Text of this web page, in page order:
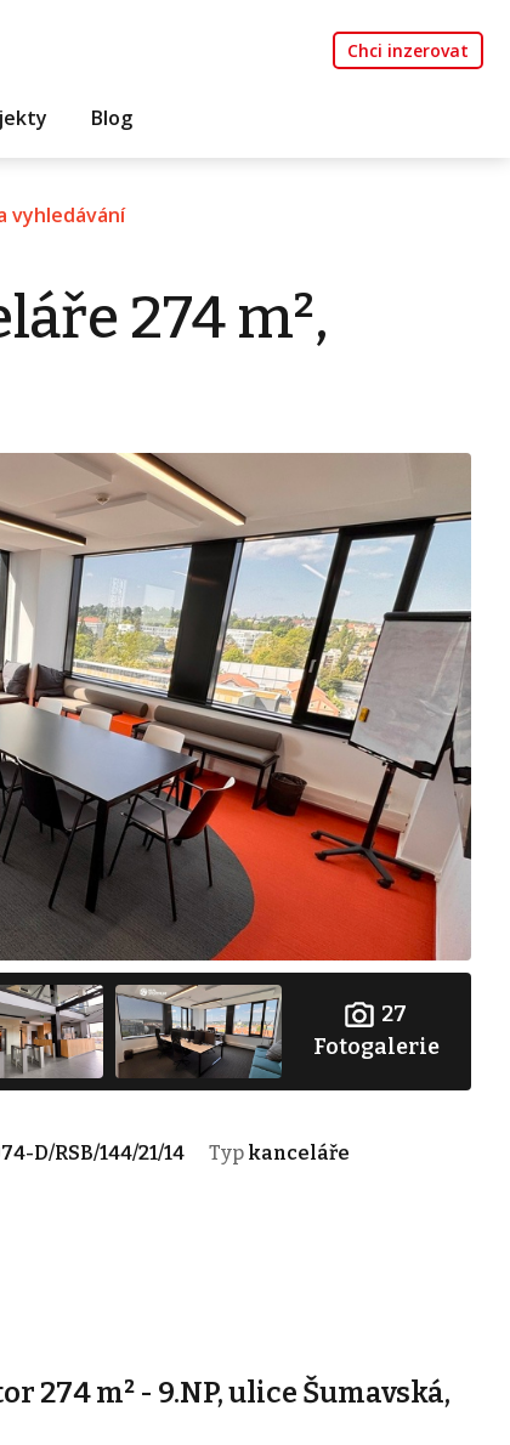
Chci inzerovat
Blog
vyhledávání
274 m²,
27
Fotogalerie
D/RSB/144/21/14 Typ kanceláře
m² - 9.NP, ulice Šumavská,